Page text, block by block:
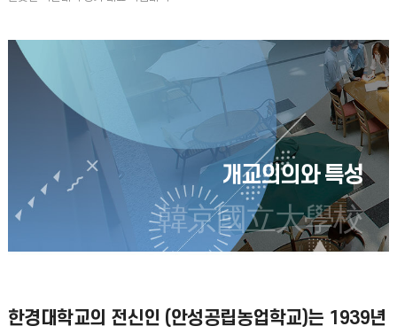
개교의의와 특성
韓京國立大學校
한경대학교의 전신인 (안성공립농업학교)는 1939년